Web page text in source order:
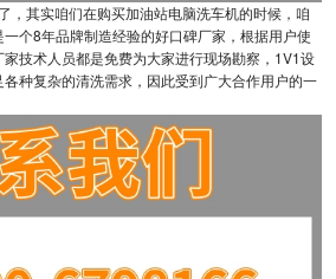
，其实咱们在购买加油站电脑洗车机的时候，咱
个8年品牌制造经验的好口碑厂家，根据用户使
技术人员都是免费为大家进行现场勘察，1V1设
种复杂的清洗需求，因此受到广大合作用户的一